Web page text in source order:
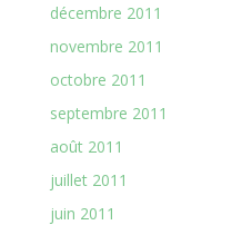
décembre 2011
novembre 2011
octobre 2011
septembre 2011
août 2011
juillet 2011
juin 2011